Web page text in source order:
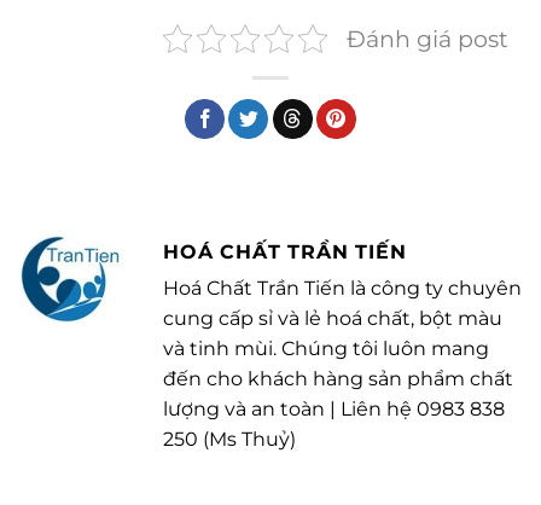
Đánh giá post
HOÁ CHẤT TRẦN TIẾN
Hoá Chất Trần Tiến là công ty chuyên
cung cấp sỉ và lẻ hoá chất, bột màu
và tinh mùi. Chúng tôi luôn mang
đến cho khách hàng sản phẩm chất
lượng và an toàn | Liên hệ 0983 838
250 (Ms Thuỷ)